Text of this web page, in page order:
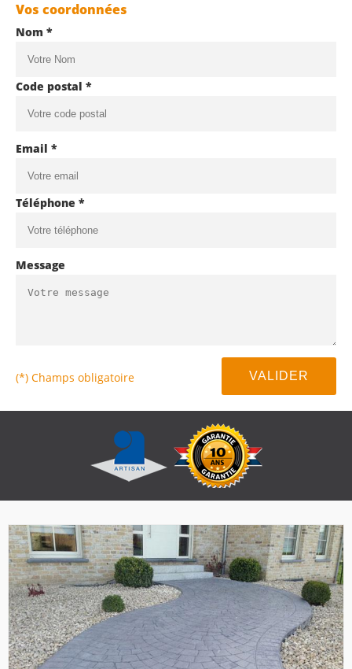
Vos coordonnées
Nom *
Code postal *
Email *
Téléphone *
Message
(*) Champs obligatoire